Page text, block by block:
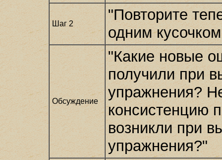
Шаг 2
"Повторите
одним
Обсуждение
"Какие новые
получили при
упражнения?
консистенцию
возникли при
упражнения?"